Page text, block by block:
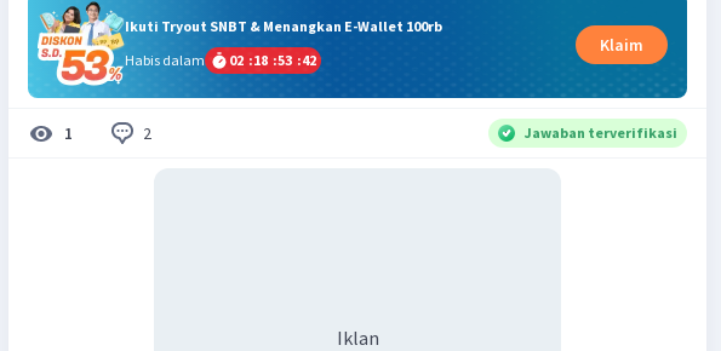
Ikuti Tryout SNBT & Menangkan E-Wallet 100rb
Habis dalam
02 :18 :53 :42
Klaim
1 2 Jawaban terverifikasi
Iklan